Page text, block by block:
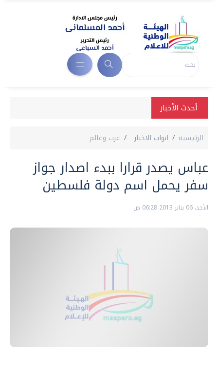
أحدث الأخبار
الرئيسية ابواب الاخبار عرب وعالم
عباس يصدر قرارا ببدء اصدار جواز
سفر يحمل اسم دولة فلسطين
الأحد، 06 يناير 2013 06:28 ص